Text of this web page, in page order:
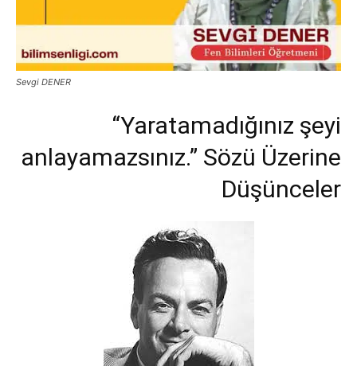
Sevgi DENER
“Yaratamadığınız şeyi
anlayamazsınız.” Sözü Üzerine
Düşünceler